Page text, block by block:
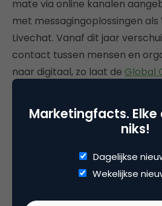
mate via online kanalen
met messagingoplossingen
Livechat. Vanaf dit jaar
contact tussen mensen en
naar digitaal, zo laat de Global
van Deloitte zien. Ook
moeten zijn waar de klanten zijn.
Hoewel het aandeel van
overstijgt, behouden offline
Marketingfacts. Elke
niks!
Dagelijkse
Wekelijkse